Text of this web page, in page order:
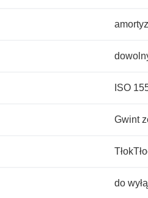
ISO
Gwint
do